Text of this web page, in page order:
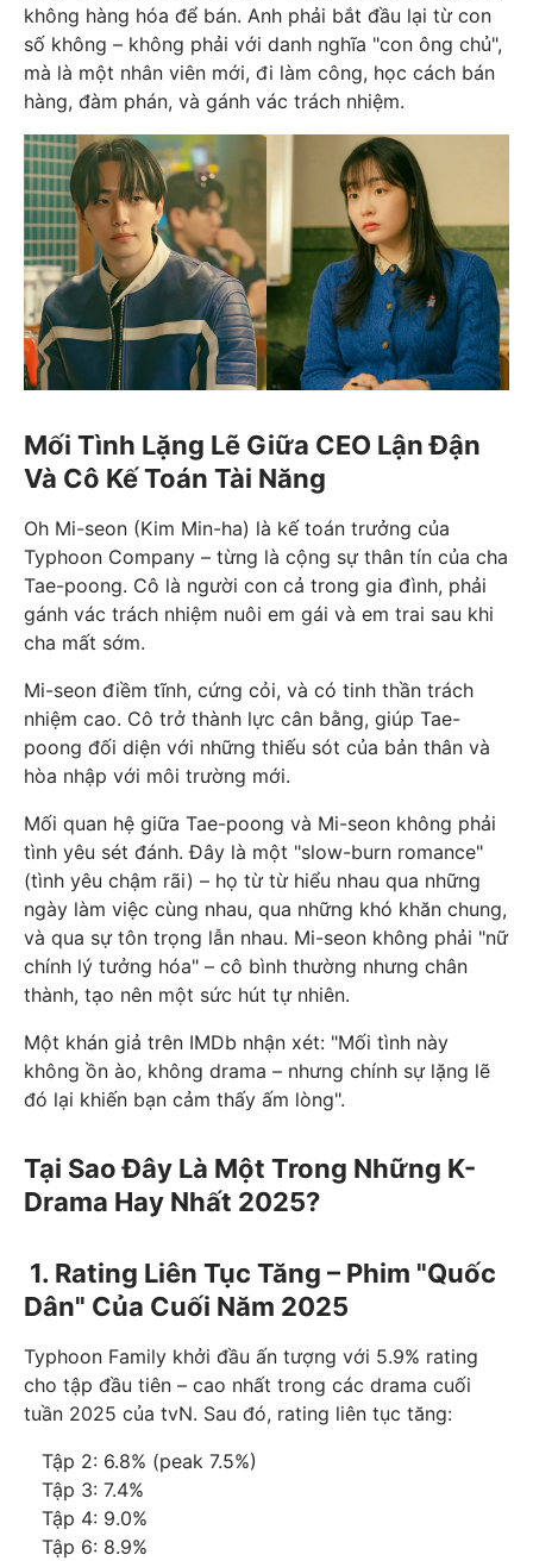
không hàng hóa để bán. Anh phải bắt đầu lại từ con
số không – không phải với danh nghĩa "con ông chủ",
mà là một nhân viên mới, đi làm công, học cách bán
hàng, đàm phán, và gánh vác trách nhiệm.
Mối Tình Lặng Lẽ Giữa CEO Lận Đận
Và Cô Kế Toán Tài Năng
Oh Mi-seon (Kim Min-ha) là kế toán trưởng của
Typhoon Company – từng là cộng sự thân tín của cha
Tae-poong. Cô là người con cả trong gia đình, phải
gánh vác trách nhiệm nuôi em gái và em trai sau khi
cha mất sớm.
Mi-seon điềm tĩnh, cứng cỏi, và có tinh thần trách
nhiệm cao. Cô trở thành lực cân bằng, giúp Tae-
poong đối diện với những thiếu sót của bản thân và
hòa nhập với môi trường mới.
Mối quan hệ giữa Tae-poong và Mi-seon không phải
tình yêu sét đánh. Đây là một "slow-burn romance"
(tình yêu chậm rãi) – họ từ từ hiểu nhau qua những
ngày làm việc cùng nhau, qua những khó khăn chung,
và qua sự tôn trọng lẫn nhau. Mi-seon không phải "nữ
chính lý tưởng hóa" – cô bình thường nhưng chân
thành, tạo nên một sức hút tự nhiên.
Một khán giả trên IMDb nhận xét: "Mối tình này
không ồn ào, không drama – nhưng chính sự lặng lẽ
đó lại khiến bạn cảm thấy ấm lòng".
Tại Sao Đây Là Một Trong Những K-
Drama Hay Nhất 2025?
1. Rating Liên Tục Tăng – Phim "Quốc
Dân" Của Cuối Năm 2025
Typhoon Family khởi đầu ấn tượng với 5.9% rating
cho tập đầu tiên – cao nhất trong các drama cuối
tuần 2025 của tvN. Sau đó, rating liên tục tăng:
Tập 2: 6.8% (peak 7.5%)
Tập 3: 7.4%
Tập 4: 9.0%
Tập 6: 8.9%